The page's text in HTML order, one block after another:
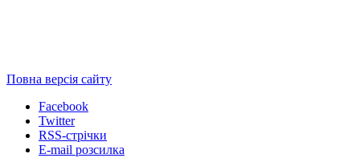
Повна версія сайту
Facebook
Twitter
RSS-стрічки
E-mail розсилка